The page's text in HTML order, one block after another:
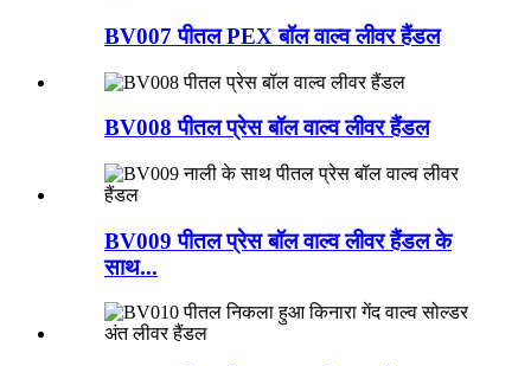
BV007 पीतल PEX बॉल वाल्व लीवर हैंडल
BV008 पीतल प्रेस बॉल वाल्व लीवर हैंडल
BV009 पीतल प्रेस बॉल वाल्व लीवर हैंडल के
साथ...